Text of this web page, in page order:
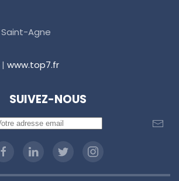
Saint-Agne
| www.top7.fr
SUIVEZ-NOUS